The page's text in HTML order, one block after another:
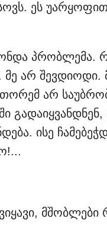
ეს
პრობლემა.
არ შევდიოდი.
თორემ არ
ისე
მშობლები